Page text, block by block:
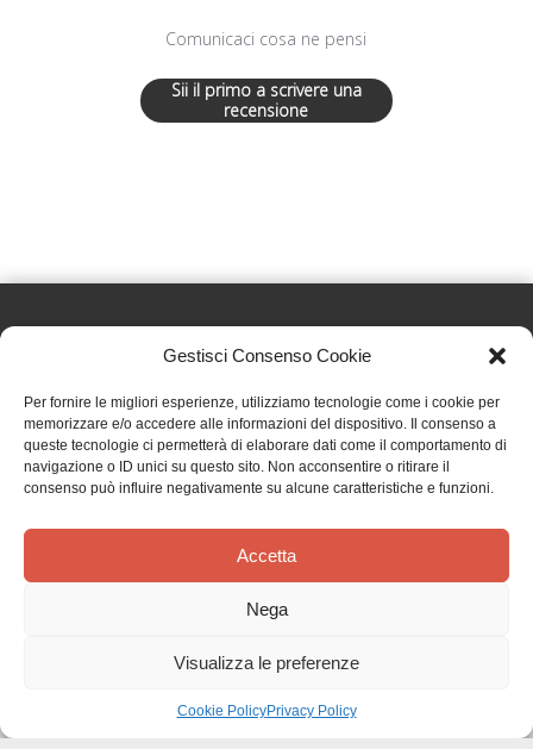
Gestisci Consenso Cookie
Per fornire le migliori esperienze, utilizziamo tecnologie come i cookie per
memorizzare e/o accedere alle informazioni del dispositivo. Il consenso a
queste tecnologie ci permetterà di elaborare dati come il comportamento di
navigazione o ID unici su questo sito. Non acconsentire o ritirare il
consenso può influire negativamente su alcune caratteristiche e funzioni.
Accetta
Nega
Visualizza le preferenze
Cookie PolicyPrivacy Policy
Comunicaci cosa ne pensi
Sii il primo a scrivere una
recensione
Effatà Editrice di Pellegrino Paolo SAS
C.F. e P.IVA 09655250018
Via Tre Denti, 1 - 10060 Cantalupa (TO)
Telefono: (+39) 0121 353452 - Fax: (+39) 0121 353839
TERMINI E CONDIZIONI